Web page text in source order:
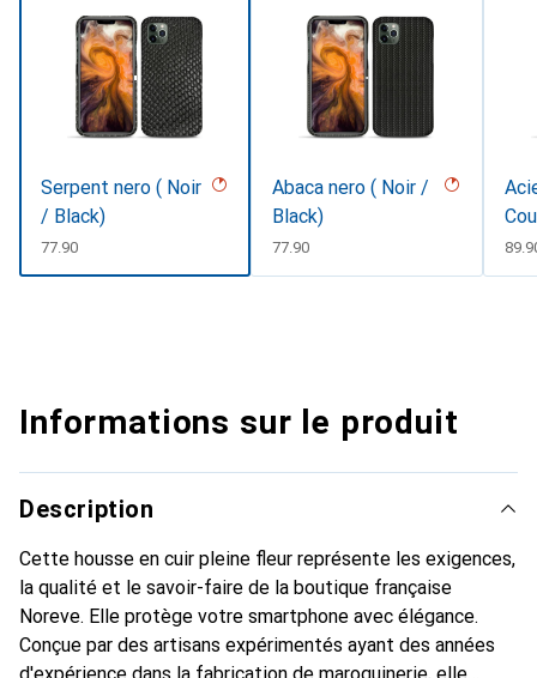
Serpent nero ( Noir
/ Black)
CHF
77.90
Abaca nero ( Noir /
Black)
CHF
77.90 CHF
Informations sur le produit
Description
Cette housse en cuir pleine fleur représente les exigences,
la qualité et le savoir-faire de la boutique française
Noreve. Elle protège votre smartphone avec élégance.
Conçue par des artisans expérimentés ayant des années